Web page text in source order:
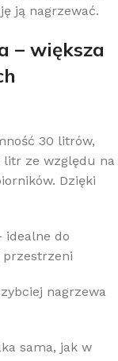
ją nagrzewać.
– większa
30 litrów,
litr ze względu na
Dzięki
idealne do
przestrzeni
nagrzewa
sama, jak w